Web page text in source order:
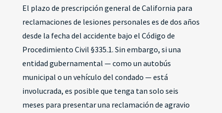
El plazo de prescripción general de California para
reclamaciones de lesiones personales es de dos años
desde la fecha del accidente bajo el Código de
Procedimiento Civil §335.1. Sin embargo, si una
entidad gubernamental — como un autobús
municipal o un vehículo del condado — está
involucrada, es posible que tenga tan solo seis
meses para presentar una reclamación de agravio